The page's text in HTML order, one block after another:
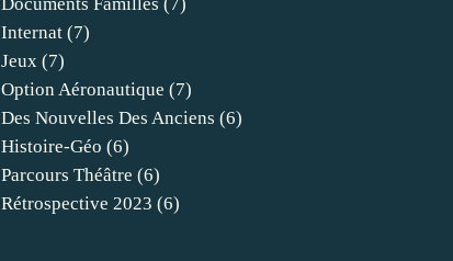
Internat (7)
Jeux (7)
Option Aéronautique (7)
Des Nouvelles Des Anciens (6)
Histoire-Géo (6)
Parcours Théâtre (6)
Rétrospective 2023 (6)